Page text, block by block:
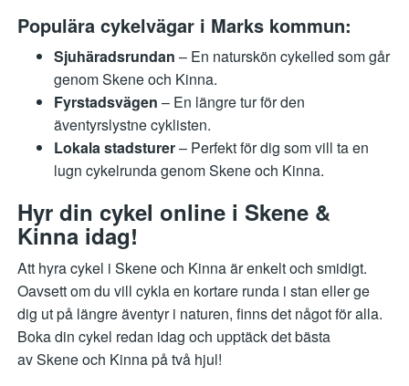
Populära cykelvägar i Marks kommun:
Sjuhäradsrundan – En naturskön cykelled som går
genom Skene och Kinna.
Fyrstadsvägen – En längre tur för den
äventyrslystne cyklisten.
Lokala stadsturer– Perfekt för dig som vill ta en
lugn cykelrunda genom Skene och Kinna.
Hyr din cykel online i Skene &
Kinna idag!
Att hyra cykel i Skene och Kinna är enkelt och smidigt.
Oavsett om du vill cykla en kortare runda i stan eller ge
dig ut på längre äventyr i naturen, finns det något för alla.
Boka din cykel redan idag och upptäck det bästa
av Skene och Kinna på två hjul!